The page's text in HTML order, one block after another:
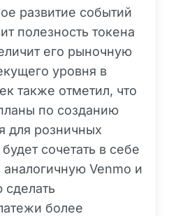
развитие событий
полезность токена
его рыночную
уровня в
также отметил, что
по созданию
для розничных
сочетать в себе
Venmo и
более